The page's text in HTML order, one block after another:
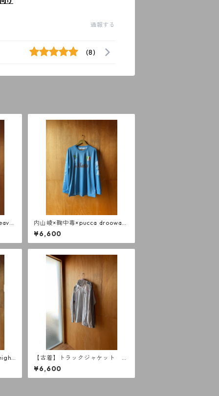
通報する
(8)
内山崚×鞠中毒×pucca droowa
（Malato di palla fino allamort
e.）Napoli blue
¥6,600
【古着】トラックジャケット a
didas
¥6,600